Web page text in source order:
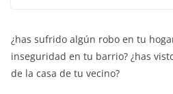
¿has sufrido algún robo en tu
inseguridad en tu barrio? ¿has
de la casa de tu vecino?